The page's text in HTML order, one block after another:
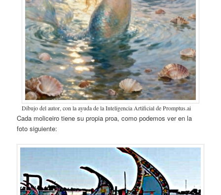
Dibujo del autor, con la ayuda de la Inteligencia Artificial de Promptus.ai
Cada moliceiro tiene su propia proa, como podemos ver en la
foto siguiente: